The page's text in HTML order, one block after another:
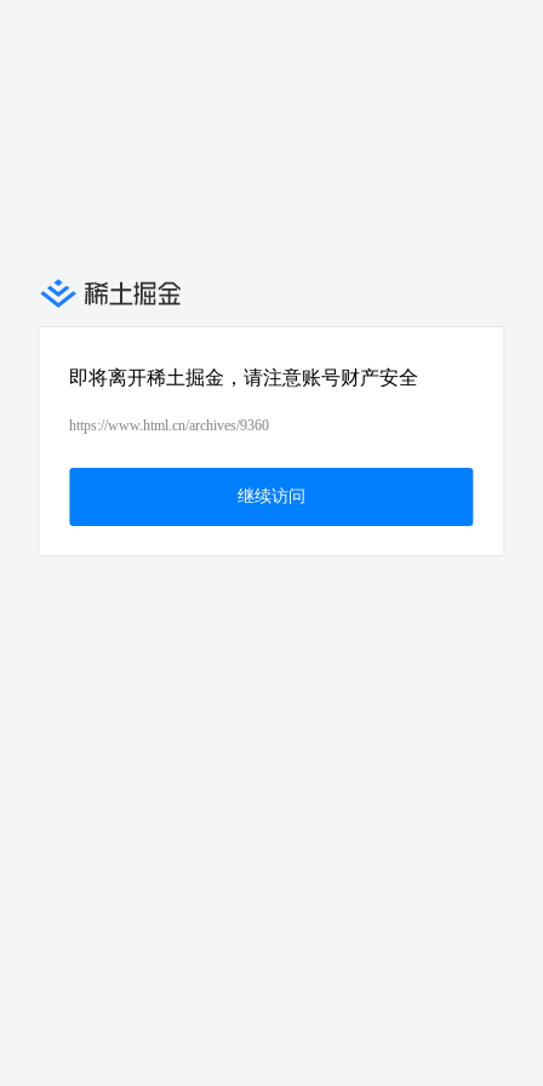
即将离开稀土掘金，请注意账号财产安全
https://www.html.cn/archives/9360
继续访问